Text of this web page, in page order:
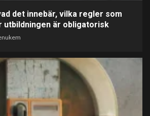
det innebär, vilka regler som
utbildningen är obligatorisk